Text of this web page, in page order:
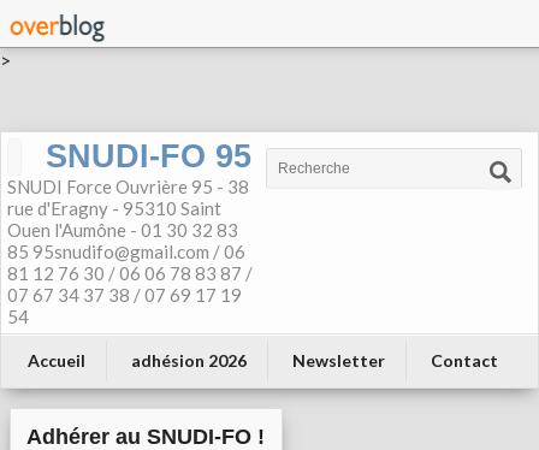
>
SNUDI-FO 95
SNUDI Force Ouvrière 95 - 38
rue d'Eragny - 95310 Saint
Ouen l'Aumône - 01 30 32 83
85 95snudifo@gmail.com / 06
81 12 76 30 / 06 06 78 83 87 /
07 67 34 37 38 / 07 69 17 19
54
Accueil adhésion 2026 Newsletter Contact
Adhérer au SNUDI-FO !